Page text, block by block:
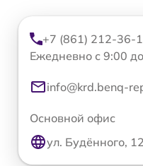
+7 (861) 212-36-
Ежедневно с 9:00
info@krd.benq-
Основной офис
ул. Будённого,